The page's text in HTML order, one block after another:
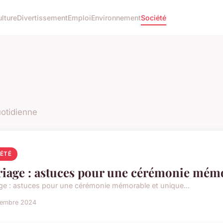
DivertissementEmploiEnvironnementSociété
: astuces pour une cérémonie
: astuces pour une cérémonie mémorable et unique...
2024